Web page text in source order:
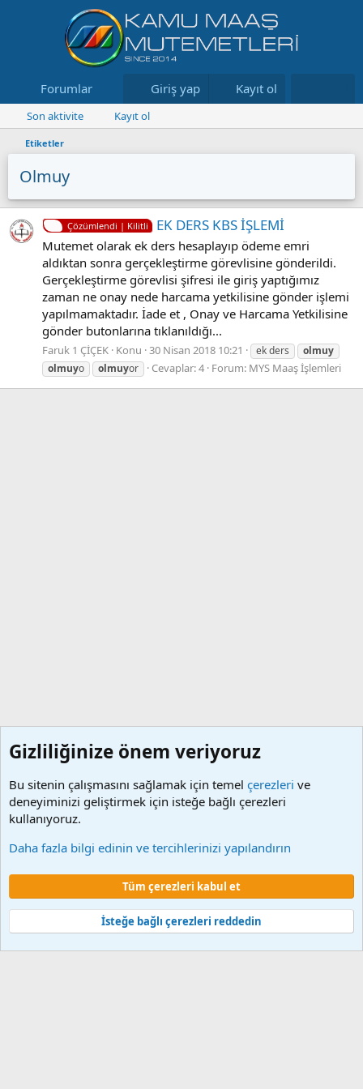
Forumlar Neler yeni Kaynaklar
Giriş yap Kayıt ol
Son aktivite Kayıt ol
Etiketler
Olmuy
Çözümlendi | Kilitli EK DERS KBS İŞLEMİ
Mutemet olarak ek ders hesaplayıp ödeme emri
aldıktan sonra gerçekleştirme görevlisine gönderildi.
Gerçekleştirme görevlisi şifresi ile giriş yaptığımız
zaman ne onay nede harcama yetkilisine gönder işlemi
yapılmamaktadır. İade et , Onay ve Harcama Yetkilisine
gönder butonlarına tıklanıldığı...
Faruk 1 ÇİÇEK Konu 30 Nisan 2018 10:21 ek ders
olmuy
olmuyo olmuyor Cevaplar: 4 Forum: MYS Maaş İşlemleri
Çerezler
Şartlar ve kurallar
Gizlilik politikası Yardım Ana sayfa
Community platform by XenForo © 2010-2024 XenForo Ltd.
Türkçe yama 🇹🇷 [XGT] Yazılım ve web hizmetleri 2014-2024
Gizliliğinize önem veriyoruz
Bu sitenin çalışmasını sağlamak için temel çerezleri ve
deneyiminizi geliştirmek için isteğe bağlı çerezleri
kullanıyoruz.
Daha fazla bilgi edinin ve tercihlerinizi yapılandırın
Tüm çerezleri kabul et
İsteğe bağlı çerezleri reddedin